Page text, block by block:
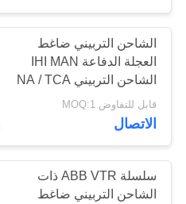
جولة
المعمل
مراقبة
الجودة
الشاحن التربيني ضاغط
العجلة الدفاعة IHI MAN
الشاحن التربيني NA / TCA
قابل للتفاوض MOQ:1
الاتصال
سلسلة ABB VTR ذات
الشاحن التربيني ضاغط